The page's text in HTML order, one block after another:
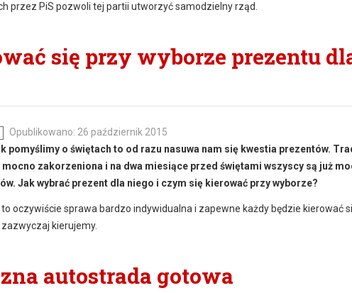
przez PiS pozwoli tej partii utworzyć samodzielny rząd.
się przy wyborze prezentu
Opublikowano: 26 październik 2015
pomyślimy o świętach to od razu nasuwa nam się kwestia prezentów.
zakorzeniona i na dwa miesiące przed świętami wszyscy są już
Jak wybrać prezent dla niego i czym się kierować przy wyborze?
oczywiście sprawa bardzo indywidualna i zapewne każdy będzie kierować
kierujemy.
autostrada gotowa